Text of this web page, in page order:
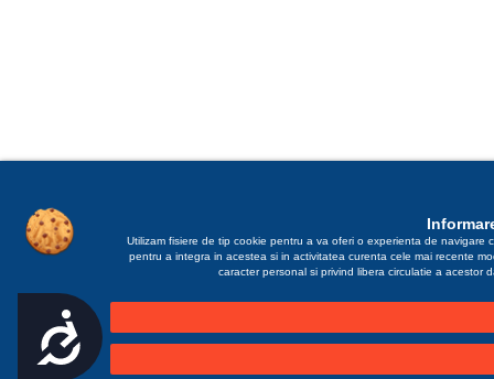
Accesibilitate
Utilizam fisiere de tip cookie pentru a va oferi o experienta de navigare
pentru a integra in acestea si in activitatea curenta cele mai recente
caracter personal si privind libera circulatie a acestor